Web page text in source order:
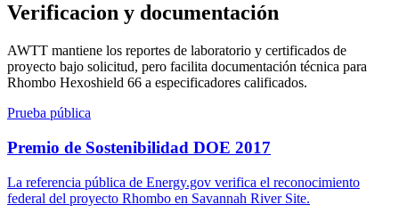
Verificacion y documentación
AWTT mantiene los reportes de laboratorio y certificados de
proyecto bajo solicitud, pero facilita documentación técnica para
Rhombo Hexoshield 66 a especificadores calificados.
Prueba pública
Premio de Sostenibilidad DOE 2017
La referencia pública de Energy.gov verifica el reconocimiento
federal del proyecto Rhombo en Savannah River Site.